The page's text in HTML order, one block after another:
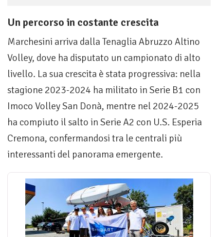
Un percorso in costante crescita
Marchesini arriva dalla Tenaglia Abruzzo Altino
Volley, dove ha disputato un campionato di alto
livello. La sua crescita è stata progressiva: nella
stagione 2023-2024 ha militato in Serie B1 con
Imoco Volley San Donà, mentre nel 2024-2025
ha compiuto il salto in Serie A2 con U.S. Esperia
Cremona, confermandosi tra le centrali più
interessanti del panorama emergente.